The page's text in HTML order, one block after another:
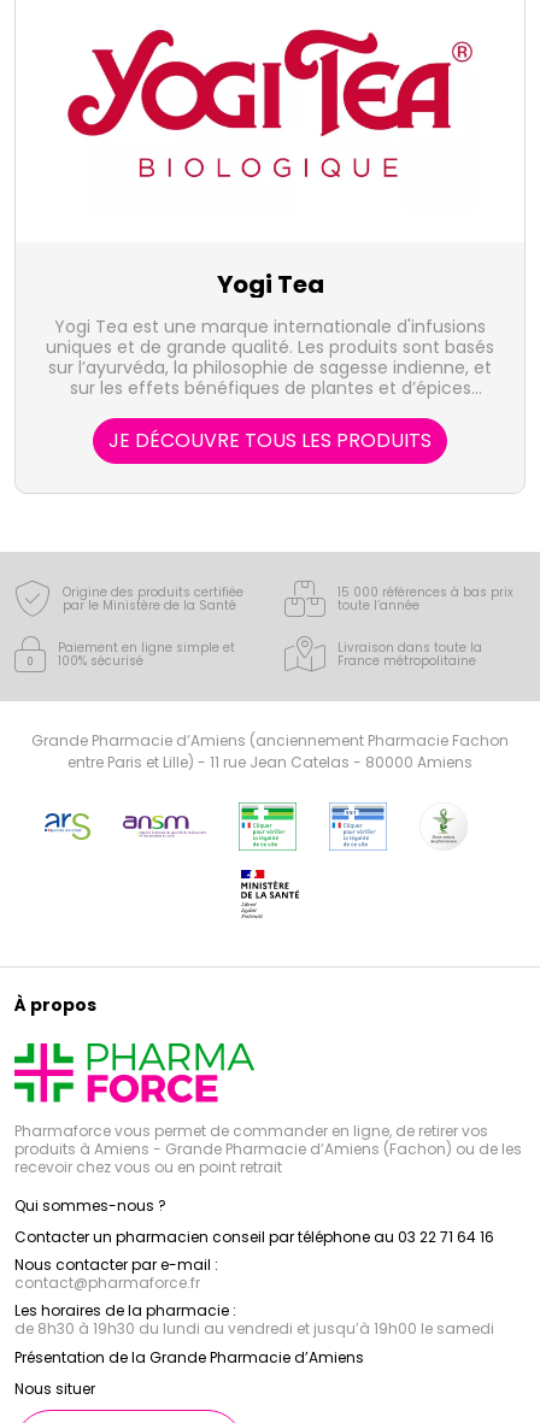
Yogi Tea
Yogi Tea est une marque internationale d'infusions
uniques et de grande qualité. Les produits sont basés
sur l’ayurvéda, la philosophie de sagesse indienne, et
sur les effets bénéfiques de plantes et d’épices
JE DÉCOUVRE TOUS LES PRODUITS
Origine des produits certifiée
par le Ministère de la Santé
15 000 références à bas prix
toute l’année
Paiement en ligne simple et
100% sécurisé
Livraison dans toute la
France métropolitaine
Grande Pharmacie d’Amiens (anciennement Pharmacie Fachon
entre Paris et Lille) - 11 rue Jean Catelas - 80000 Amiens
À propos
Pharmaforce vous permet de commander en ligne, de retirer vos
produits à Amiens - Grande Pharmacie d’Amiens (Fachon) ou de les
recevoir chez vous ou en point retrait
Qui sommes-nous ?
Contacter un pharmacien conseil par téléphone au 03 22 71 64 16
Nous contacter par e-mail :
contact@pharmaforce.fr
Les horaires de la pharmacie :
de 8h30 à 19h30 du lundi au vendredi et jusqu’à 19h00 le samedi
Présentation de la Grande Pharmacie d’Amiens
Nous situer